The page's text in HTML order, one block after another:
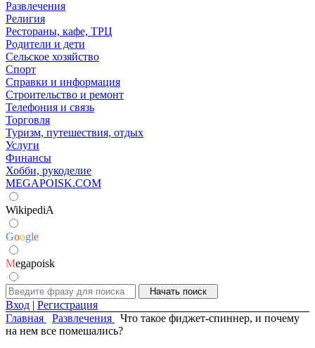
Развлечения
Религия
Рестораны, кафе, ТРЦ
Родители и дети
Сельское хозяйство
Спорт
Справки и информация
Строительство и ремонт
Телефония и связь
Торговля
Туризм, путешествия, отдых
Услуги
Финансы
Хобби, рукоделие
MEGAPOISK.COM
WikipediA
Google
Megapoisk
Вход | Регистрация
Главная
Развлечения
Что такое фиджет-спиннер, и почему
на нем все помешались?